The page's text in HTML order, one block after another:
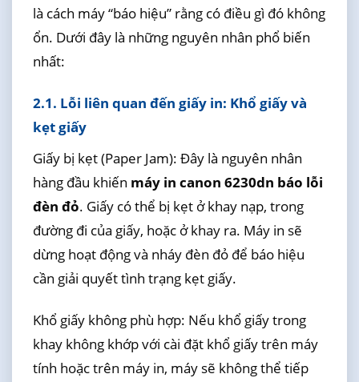
là cách máy “báo hiệu” rằng có điều gì đó không
ổn. Dưới đây là những nguyên nhân phổ biến
nhất:
2.1. Lỗi liên quan đến giấy in: Khổ giấy và
kẹt giấy
Giấy bị kẹt (Paper Jam): Đây là nguyên nhân
hàng đầu khiến máy in canon 6230dn báo lỗi
đèn đỏ. Giấy có thể bị kẹt ở khay nạp, trong
đường đi của giấy, hoặc ở khay ra. Máy in sẽ
dừng hoạt động và nháy đèn đỏ để báo hiệu
cần giải quyết tình trạng kẹt giấy.
Khổ giấy không phù hợp: Nếu khổ giấy trong
khay không khớp với cài đặt khổ giấy trên máy
tính hoặc trên máy in, máy sẽ không thể tiếp